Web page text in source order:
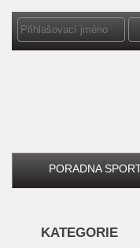
PORADNA
KATEGORIE